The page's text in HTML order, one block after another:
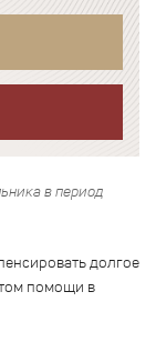
в период
долгое
помощи в